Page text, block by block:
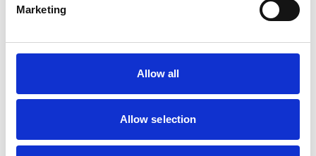
Marketing
Allow all
Allow selection